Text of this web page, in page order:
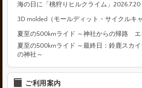
海の日に「桃狩りヒルクライム」2026.7.20
3D molded（モールディット・サイクルキ
夏至の500kmライド ～神社からの帰路 エ
夏至の500kmライド ～最終日：鈴鹿スカ
の神社～
ご利用案内